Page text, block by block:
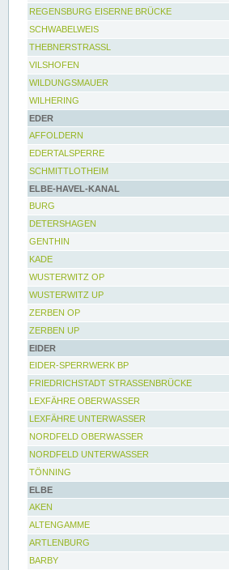
REGENSBURG EISERNE BRÜCKE
SCHWABELWEIS
THEBNERSTRASSL
VILSHOFEN
WILDUNGSMAUER
WILHERING
EDER
AFFOLDERN
EDERTALSPERRE
SCHMITTLOTHEIM
ELBE-HAVEL-KANAL
BURG
DETERSHAGEN
GENTHIN
KADE
WUSTERWITZ OP
WUSTERWITZ UP
ZERBEN OP
ZERBEN UP
EIDER
EIDER-SPERRWERK BP
FRIEDRICHSTADT STRASSENBRÜCKE
LEXFÄHRE OBERWASSER
LEXFÄHRE UNTERWASSER
NORDFELD OBERWASSER
NORDFELD UNTERWASSER
TÖNNING
ELBE
AKEN
ALTENGAMME
ARTLENBURG
BARBY